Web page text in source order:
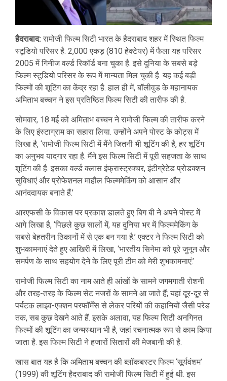
हैदराबाद: रामोजी फिल्म सिटी भारत के हैदराबाद शहर में स्थित फिल्म
स्टूडियो परिसर है. 2,000 एकड़ (810 हेक्टेयर) में फैला यह परिसर
2005 में गिनीज वर्ल्ड रिकॉर्ड बना चुका है. इसे दुनिया के सबसे बड़े
फिल्म स्टूडियो परिसर के रूप में मान्यता मिल चुकी है. यह कई बड़ी
फिल्मों की शूटिंग का केंद्र रहा है. हाल ही में, बॉलीवुड के महानायक
अमिताभ बच्चन ने इस प्रतिष्ठित फिल्म सिटी की तारीफ की है.
सोमवार, 18 मई को अमिताभ बच्चन ने रामोजी फिल्म की तारीफ करने
के लिए इंस्टाग्राम का सहारा लिया. उन्होंने अपने पोस्ट के कोट्स में
लिखा है, ‘रामोजी फिल्म सिटी में मैंने जितनी भी शूटिंग की है, हर शूटिंग
का अनुभव यादगार रहा है. मैंने इस फिल्म सिटी में पूरी सहजता के साथ
शूटिंग की है. इसका वर्ल्ड क्लास इंफ्रास्ट्रक्चर, इंटीग्रेटेड प्रोडक्शन
सुविधाएं और प्रोफेशनल माहौल फिल्ममेकिंग को आसान और
आनंददायक बनाते हैं.’
आरएफसी के विकास पर प्रकाश डालते हुए बिग बी ने अपने पोस्ट में
आगे लिखा है, ‘पिछले कुछ सालों में, यह दुनिया भर में फिल्ममेकिंग के
सबसे बेहतरीन ठिकानों में से एक बन गया है.’ एक्टर ने फिल्म सिटी को
शुभकामनाएं देते हुए आखिरी में लिखा, ‘भारतीय सिनेमा को पूरे जुनून और
समर्पण के साथ सहयोग देने के लिए पूरी टीम को मेरी शुभकामनाएं.’
रामोजी फिल्म सिटी का नाम आते ही आंखों के सामने जगमगाती रोशनी
और तरह-तरह के फिल्म सेट नजरों के सामने आ जाते हैं; यहां दूर-दूर से
पर्यटक लाइव-एक्शन परफॉर्मेंस से लेकर परियों की कहानियों जैसी परेड
तक, सब कुछ देखने आते हैं. इसके अलावा, यह फिल्म सिटी अनगिनत
फिल्मों की शूटिंग का जन्मस्थान भी है, जहां रचनात्मक रूप से काम किया
जाता है. इस फिल्म सिटी ने हजारों सितारों की मेजबानी की है.
खास बात यह है कि अमिताभ बच्चन की ब्लॉकबस्टर फिल्म ‘सूर्यवंशम’
(1999) की शूटिंग हैदराबाद की रामोजी फिल्म सिटी में हुई थी. इस